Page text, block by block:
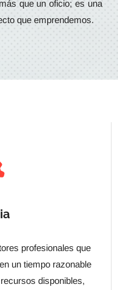
que un oficio; es una
que emprendemos.
profesionales que
un tiempo razonable
disponibles,